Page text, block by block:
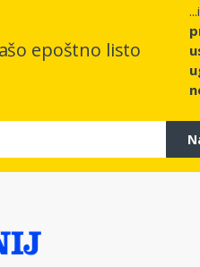
epoštno listo